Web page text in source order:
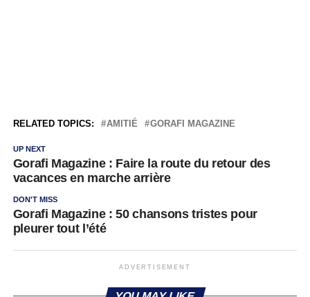
RELATED TOPICS: AMITIÉ GORAFI MAGAZINE
UP NEXT
Gorafi Magazine : Faire la route du retour des
vacances en marche arrière
DON'T MISS
Gorafi Magazine : 50 chansons tristes pour
pleurer tout l’été
ADVERTISEMENT